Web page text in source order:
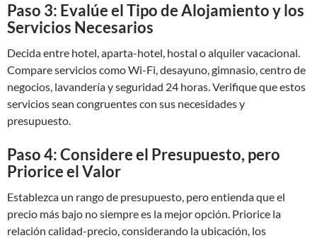
Paso 3: Evalúe el Tipo de Alojamiento y los
Servicios Necesarios
Decida entre hotel, aparta-hotel, hostal o alquiler vacacional.
Compare servicios como Wi-Fi, desayuno, gimnasio, centro de
negocios, lavandería y seguridad 24 horas. Verifique que estos
servicios sean congruentes con sus necesidades y
presupuesto.
Paso 4: Considere el Presupuesto, pero
Priorice el Valor
Establezca un rango de presupuesto, pero entienda que el
precio más bajo no siempre es la mejor opción. Priorice la
relación calidad-precio, considerando la ubicación, los